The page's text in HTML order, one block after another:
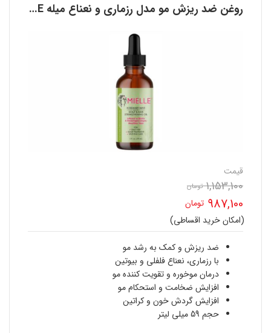
روغن ضد ریزش مو مدل رزماری و نعناع میله MIELLE
قیمت
1,153,100 تومان
اصلی
1,153,100 تومان
بود.
987,100 تومان
قیمت
فعلی
987,100 تومان
است.
(امکان خرید اقساطی)
ضد ریزش و کمک به رشد مو
با رزماری، نعناع فلفلی و بیوتین
درمان موخوره و تقویت کننده مو
افزایش ضخامت و استحکام مو
افزایش گردش خون و کراتین
حجم 59 میلی لیتر